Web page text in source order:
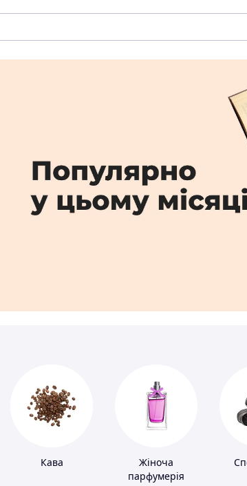
Кава
Жіноча
парфумерія